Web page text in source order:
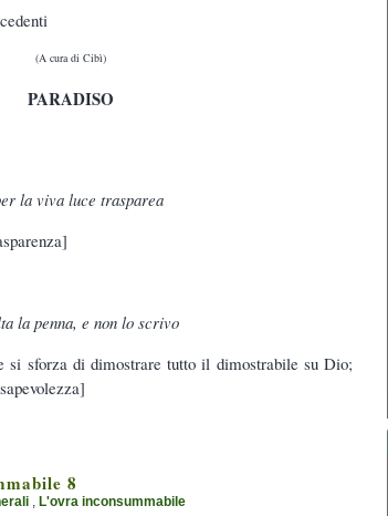
(A cura di Cibì)
PARADISO
la viva luce trasparea
la penna, e non lo scrivo
si sforza di dimostrare tutto il dimostrabile su Dio;
8
L'ovra inconsummabile